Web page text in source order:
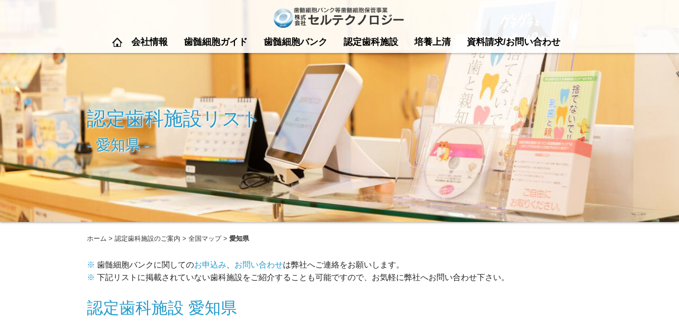
会社情報 歯髄細胞ガイド 歯髄細胞バンク 認定歯科施設 培養上清 資料請求/お問い合わせ
認定歯科施設リスト
- 愛知県 -
ホーム 認定歯科施設のご案内 全国マップ 愛知県
歯髄細胞バンク に関してのお申込み お問い合わせは弊社へご連絡をお願いします。
下記リストに掲載されていない歯科施設をご紹介することも可能ですので、お気軽に弊社へお問い合わせ下さい。
認定歯科施設 愛知県